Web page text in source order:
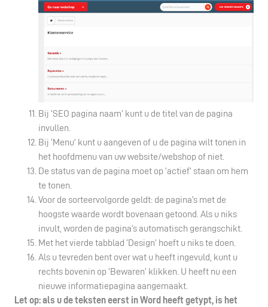
Bij ‘SEO pagina naam’ kunt u de titel van de pagina
invullen.
Bij ‘Menu’ kunt u aangeven of u de pagina wilt tonen in
het hoofdmenu van uw website/webshop of niet.
De status van de pagina moet op ‘actief’ staan om hem
te tonen.
Voor de sorteervolgorde geldt: de pagina’s met de
hoogste waarde wordt bovenaan getoond. Als u niks
invult, worden de pagina’s automatisch gerangschikt.
Met het vierde tabblad ‘Design’ hoeft u niks te doen.
Als u tevreden bent over wat u heeft ingevuld, kunt u
rechts bovenin op ‘Bewaren’ klikken. U heeft nu een
nieuwe informatiepagina aangemaakt.
Let op: als u de teksten eerst in Word heeft getypt, is het